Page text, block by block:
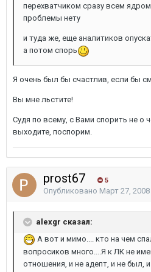
перехватчиком сразу всем
проблемы нету
и туда же, еще аналитиков
а потом спорь
Я очень был бы счастлив, если бы
Вы мне льстите!
Судя по всему, с Вами спорить не о
выходите, поспорим.
prost67 5
Опубликовано Март 27, 2008
alexgr сказал:
А вот и мимо.... кто на чем
вопросиков много....Я к ЛК не
отношения, и не адепт, и не был,